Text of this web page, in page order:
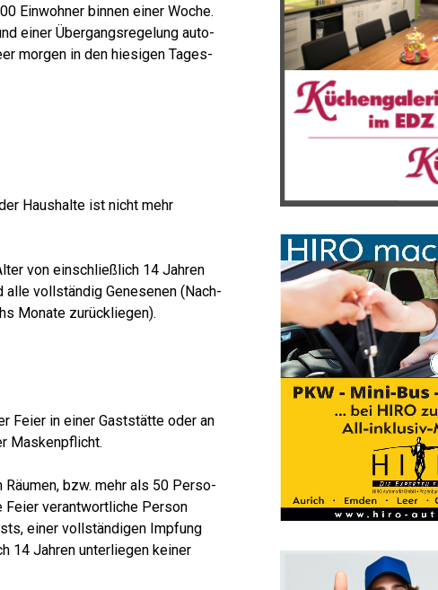
Ein­woh­ner bin­nen einer Woche.
einer Über­gangs­re­ge­lung auto­
mor­gen in den hie­si­gen Tages­
Haus­hal­te ist nicht mehr
von ein­schließ­lich 14 Jah­ren
alle voll­stän­dig Gene­se­nen (Nach­
Mona­te zurückliegen).
Fei­er in einer Gast­stät­te oder an
Maskenpflicht.
bzw. mehr als 50 Per­so­
ver­ant­wort­li­che Per­son
einer voll­stän­di­gen Imp­fung
14 Jah­ren unter­lie­gen kei­ner